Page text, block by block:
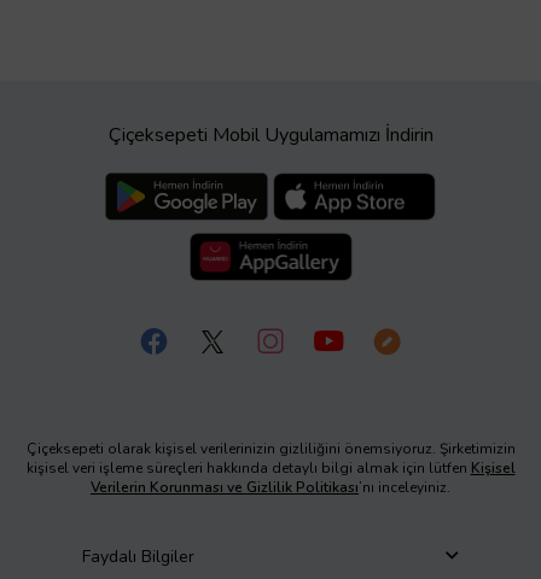
Çiçeksepeti Mobil Uygulamamızı İndirin
Çiçeksepeti olarak kişisel verilerinizin gizliliğini önemsiyoruz. Şirketimizin
kişisel veri işleme süreçleri hakkında detaylı bilgi almak için lütfen Kişisel
Verilerin Korunması ve Gizlilik Politikası’nı inceleyiniz.
Faydalı Bilgiler